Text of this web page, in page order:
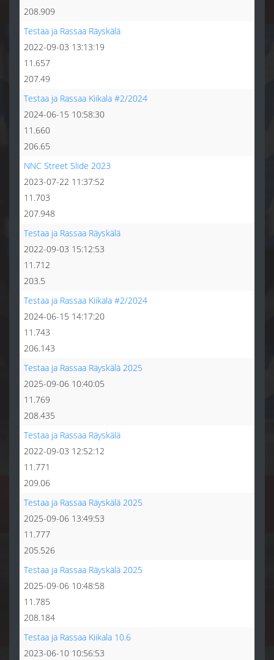
208.909
Testaa ja Rassaa Räyskälä
2022-09-03 13:13:19
11.657
207.49
Testaa ja Rassaa Kiikala #2/2024
2024-06-15 10:58:30
11.660
206.65
NNC Street Slide 2023
2023-07-22 11:37:52
11.703
207.948
Testaa ja Rassaa Räyskälä
2022-09-03 15:12:53
11.712
203.5
Testaa ja Rassaa Kiikala #2/2024
2024-06-15 14:17:20
11.743
206.143
Testaa ja Rassaa Räyskälä 2025
2025-09-06 10:40:05
11.769
208.435
Testaa ja Rassaa Räyskälä
2022-09-03 12:52:12
11.771
209.06
Testaa ja Rassaa Räyskälä 2025
2025-09-06 13:49:53
11.777
205.526
Testaa ja Rassaa Räyskälä 2025
2025-09-06 10:48:58
11.785
208.184
Testaa ja Rassaa Kiikala 10.6
2023-06-10 10:56:53